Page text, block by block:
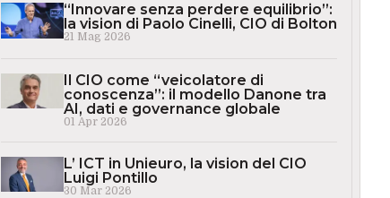
“Innovare senza perdere equilibrio”:
la vision di Paolo Cinelli, CIO di Bolton
21 Mag 2026
Il CIO come “veicolatore di
conoscenza”: il modello Danone tra
AI, dati e governance globale
01 Apr 2026
L’ ICT in Unieuro, la vision del CIO
Luigi Pontillo
30 Mar 2026